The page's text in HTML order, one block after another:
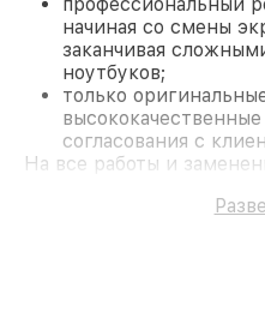
начиная со смены
заканчивая
ноутбуков;
только
согласования с
На все работы и
поломки по условиям